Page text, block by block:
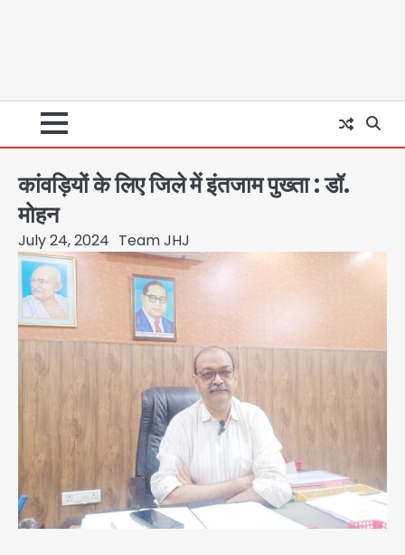
कांवड़ियों के लिए जिले में इंतजाम पुख्ता : डॉ.
मोहन
July 24, 2024 Team JHJ